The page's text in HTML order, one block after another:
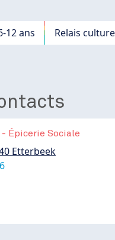
12 ans
Relais
Épicerie Sociale
Etterbeek